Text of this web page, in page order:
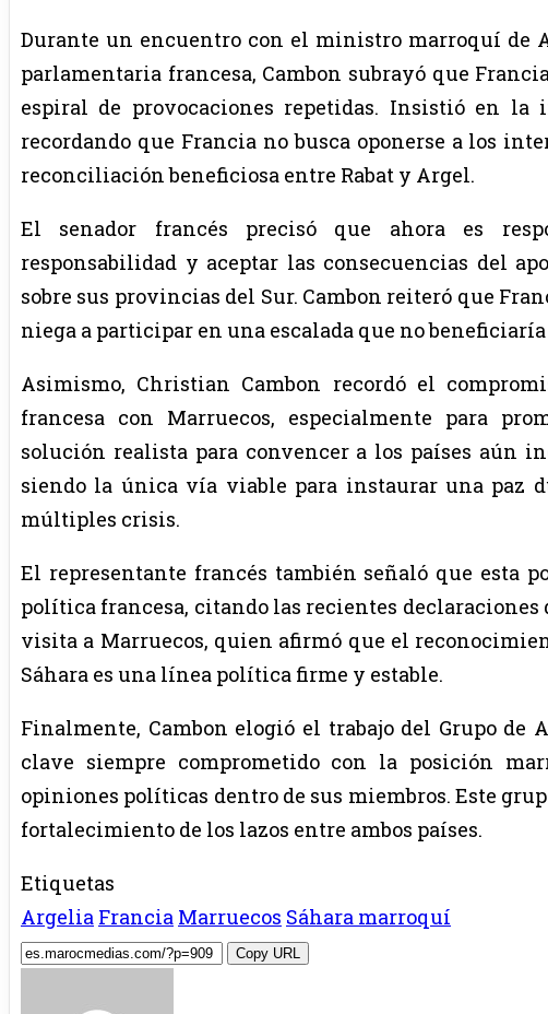
Durante un encuentro con el ministro marroquí de
parlamentaria francesa, Cambon subrayó que
espiral de provocaciones repetidas. Insistió en la
recordando que Francia no busca oponerse a los
reconciliación beneficiosa entre Rabat y Argel.
El senador francés precisó que ahora es
responsabilidad y aceptar las consecuencias del
sobre sus provincias del Sur. Cambon reiteró que
niega a participar en una escalada que no beneficiaría
Asimismo, Christian Cambon recordó el
francesa con Marruecos, especialmente para
solución realista para convencer a los países aún
siendo la única vía viable para instaurar una paz
múltiples crisis.
El representante francés también señaló que esta
política francesa, citando las recientes declaraciones
visita a Marruecos, quien afirmó que el
Sáhara es una línea política firme y estable.
Finalmente, Cambon elogió el trabajo del Grupo de
clave siempre comprometido con la posición
opiniones políticas dentro de sus miembros. Este
fortalecimiento de los lazos entre ambos países.
Etiquetas
Argelia Francia Marruecos Sáhara marroquí
Copy URL